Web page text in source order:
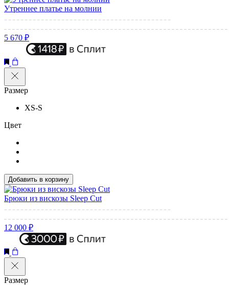
Утреннее платье на молнии
5 670 ₽
Размер
XS-S
Цвет
Добавить в корзину
Брюки из вискозы Sleep Cut
12 000 ₽
Размер